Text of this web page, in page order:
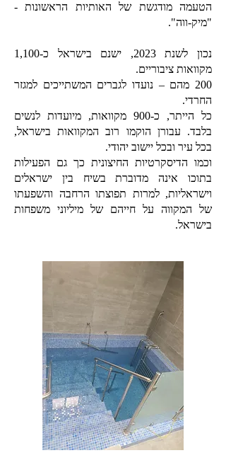
הטעמה מודגשת של האותיות הראשונות -
"מיק-ווה".
נכון לשנת 2023, ישנם בישראל כ-1,100
מקוואות ציבוריים.
200 מהם – נועדו לגברים המשתייכים למגזר
החרדי.
כל הייתר, כ-900 מקוואות, מיועדות לנשים
בלבד. עבורן הוקמו רוב המקוואות בישראל,
בכל עיר ובכל יישוב יהודי.
וכמו הדיסקרטיות החיצונית כך גם הפעילות
בתוכו אינה מדוברת בשיח בין ישראלים
וישראליות, למרות תפוצתו הרחבה והשפעתו
של המקווה על חייהם של מיליוני משפחות
בישראל.